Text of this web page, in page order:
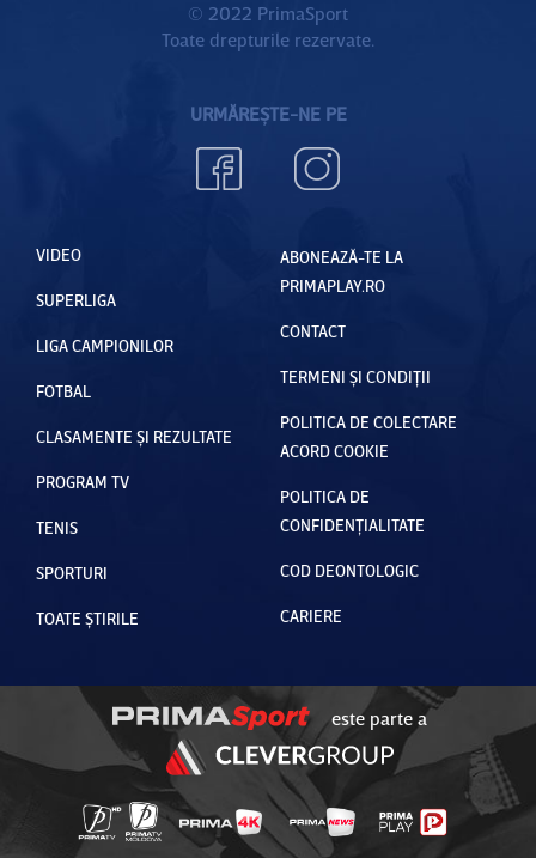
© 2022 PrimaSport
Toate drepturile rezervate.
URMĂREȘTE-NE PE
VIDEO
SUPERLIGA
LIGA CAMPIONILOR
FOTBAL
CLASAMENTE ȘI REZULTATE
PROGRAM TV
TENIS
SPORTURI
TOATE ȘTIRILE
ABONEAZĂ-TE LA
PRIMAPLAY.RO
CONTACT
TERMENI ȘI CONDIȚII
POLITICA DE COLECTARE
ACORD COOKIE
POLITICA DE
CONFIDENȚIALITATE
COD DEONTOLOGIC
CARIERE
este parte a